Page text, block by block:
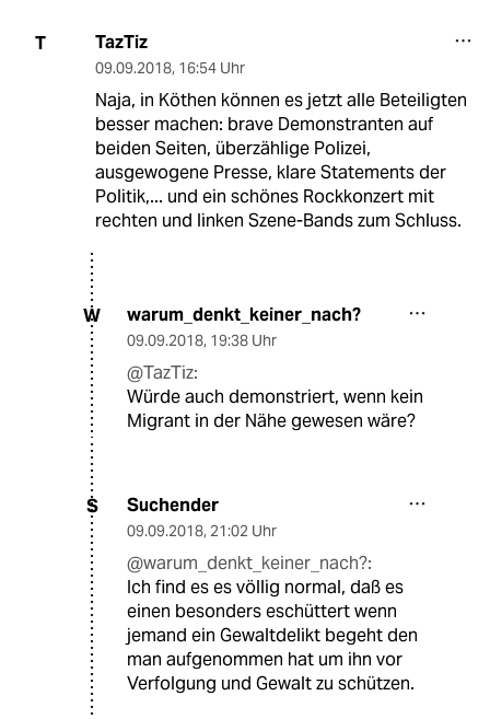
T TazTiz
09.09.2018, 16:54 Uhr
Naja, in Köthen können es jetzt alle Beteiligten
besser machen: brave Demonstranten auf
beiden Seiten, überzählige Polizei,
ausgewogene Presse, klare Statements der
Politik,... und ein schönes Rockkonzert mit
rechten und linken Szene-Bands zum Schluss.
W warum_denkt_keiner_nach?
09.09.2018, 19:38 Uhr
@TazTiz:
Würde auch demonstriert, wenn kein
Migrant in der Nähe gewesen wäre?
S Suchender
09.09.2018, 21:02 Uhr
@warum_denkt_keiner_nach?:
Ich find es es völlig normal, daß es
einen besonders eschüttert wenn
jemand ein Gewaltdelikt begeht den
man aufgenommen hat um ihn vor
Verfolgung und Gewalt zu schützen.